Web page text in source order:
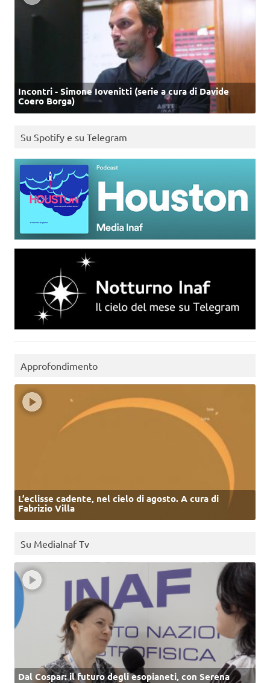
Incontri - Simone Iovenitti (serie a cura di Davide
Coero Borga)
Su Spotify e su Telegram
Approfondimento
L’eclisse cadente, nel cielo di agosto. A cura di
Fabrizio Villa
Su MediaInaf Tv
Dal Cospar: il futuro degli esopianeti, con Serena